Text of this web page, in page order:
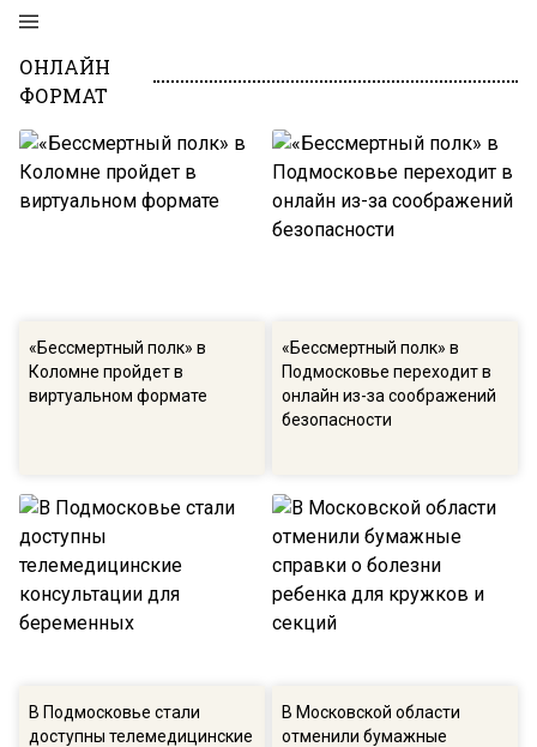
ОНЛАЙН
ФОРМАТ
«Бессмертный полк» в
Коломне пройдет в
виртуальном формате
«Бессмертный полк» в
Подмосковье переходит в
онлайн из-за соображений
безопасности
В Подмосковье стали
доступны телемедицинские
В Московской области
отменили бумажные